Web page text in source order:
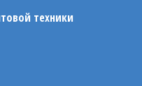
техники